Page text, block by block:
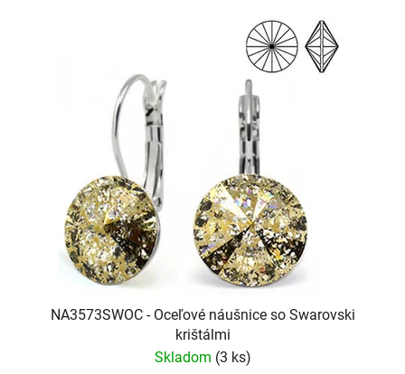
NA3573SWOC - Oceľové náušnice so Swarovski
krištálmi
Skladom (3 ks)